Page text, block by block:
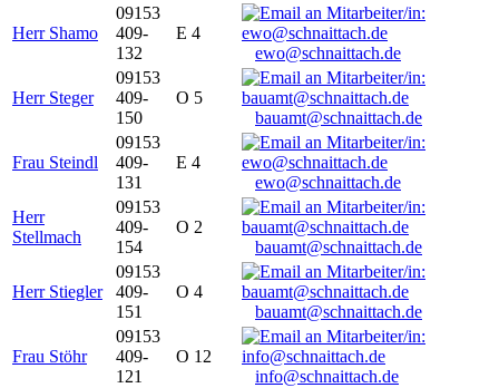
Herr Shamo
09153
409-
132
E 4
ewo@schnaittach.de
Herr Steger
09153
409-
150
O 5
bauamt@schnaittach.de
Frau Steindl
09153
409-
131
E 4
ewo@schnaittach.de
Herr
Stellmach
09153
409-
154
O 2
bauamt@schnaittach.de
Herr Stiegler
09153
409-
151
O 4
bauamt@schnaittach.de
Frau Stöhr
09153
409-
121
O 12
info@schnaittach.de